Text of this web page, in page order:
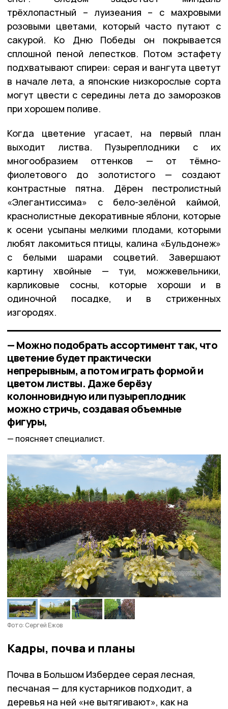
трёхлопастный – луизеания – с махровыми
розовыми цветами, который часто путают с
сакурой. Ко Дню Победы он покрывается
сплошной пеной лепестков. Потом эстафету
подхватывают спиреи: серая и вангута цветут
в начале лета, а японские низкорослые сорта
могут цвести с середины лета до заморозков
при хорошем поливе.
Когда цветение угасает, на первый план
выходит листва. Пузыреплодники с их
многообразием оттенков — от тёмно-
фиолетового до золотистого — создают
контрастные пятна. Дёрен пестролистный
«Элегантиссима» с бело-зелёной каймой,
краснолистные декоративные яблони, которые
к осени усыпаны мелкими плодами, которыми
любят лакомиться птицы, калина «Бульдонеж»
с белыми шарами соцветий. Завершают
картину хвойные — туи, можжевельники,
карликовые сосны, которые хороши и в
одиночной посадке, и в стриженных
изгородях.
— Можно подобрать ассортимент так, что
цветение будет практически
непрерывным, а потом играть формой и
цветом листвы. Даже берёзу
колонновидную или пузыреплодник
можно стричь, создавая объемные
фигуры,
поясняет специалист.
Фото: Сергей Ежов
Кадры, почва и планы
Почва в Большом Избердее серая лесная,
песчаная — для кустарников подходит, а
деревья на ней «не вытягивают», как на